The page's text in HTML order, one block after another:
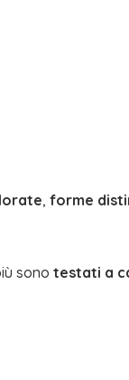
, forme
sono testati a